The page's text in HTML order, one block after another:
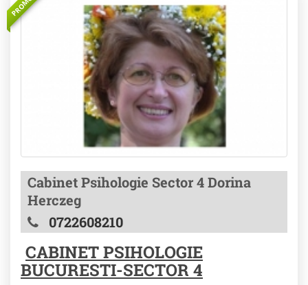
Cabinet Psihologie Sector 4 Dorina
Herczeg
0722608210
CABINET PSIHOLOGIE
BUCURESTI-SECTOR 4